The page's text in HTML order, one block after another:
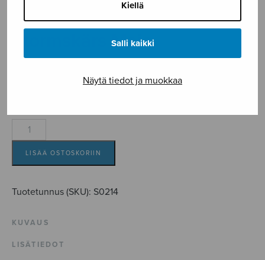
Kiellä
Salli kaikki
Näytä tiedot ja muokkaa
Stormskärs Maja
Mårtenson Lasse
Stormskärs
Maja
määräLISÄÄ OSTOSKORIIN
Tuotetunnus (SKU): S0214
KUVAUS
LISÄTIEDOT